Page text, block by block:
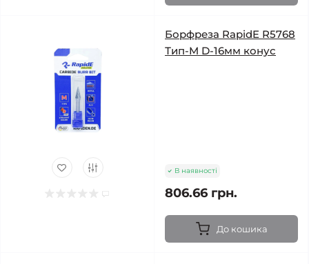
Борфреза RapidE R5768
Тип-M D-16мм конус
В наявності
806.66 грн.
До кошика